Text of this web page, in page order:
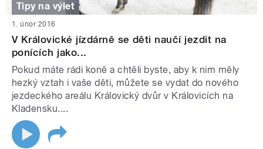
Tipy na výlet
1. únor 2016
V Královické jízdárně se děti naučí jezdit na
ponících jako...
Pokud máte rádi koně a chtěli byste, aby k nim měly
hezký vztah i vaše děti, můžete se vydat do nového
jezdeckého areálu Královický dvůr v Královicích na
Kladensku....